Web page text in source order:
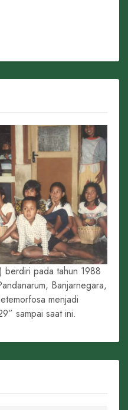
berdiri pada tahun 1988
Banjarnegara,
menjadi
sampai saat ini.